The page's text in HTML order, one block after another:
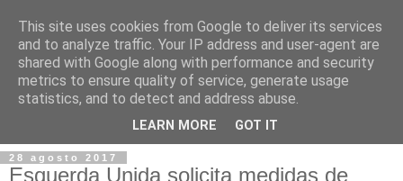
28 agosto 2017
Esquerda Unida solicita medidas de
This site uses cookies from Google to deliver its services
and to analyze traffic. Your IP address and user-agent are
shared with Google along with performance and security
metrics to ensure quality of service, generate usage
statistics, and to detect and address abuse.
LEARN MORE GOT IT